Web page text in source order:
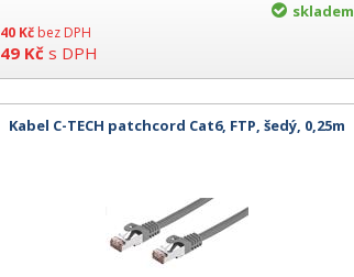
40 Kč bez DPH
49 Kč s DPH
skladem
Kabel C-TECH patchcord Cat6, FTP, šedý, 0,25m